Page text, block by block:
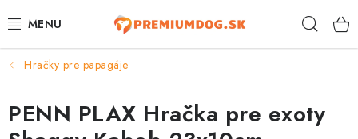
na
TOP 100 PRODUKTOV
NOVINKY
Hračky pre papagáje
PENN PLAX Hračka pre exoty